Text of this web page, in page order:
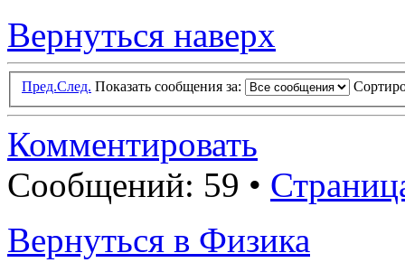
Вернуться наверх
Пред.След. Показать сообщения за:
Комментировать
Сообщений: 59 •
Вернуться в Физика